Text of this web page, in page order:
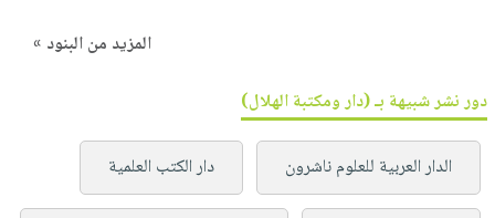
المزيد من البنود »
دور نشر شبيهة بـ (دار ومكتبة الهلال)
الدار العربية للعلوم ناشرون دار الكتب العلمية